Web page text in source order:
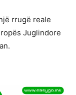
rrugë reale
Juglindore